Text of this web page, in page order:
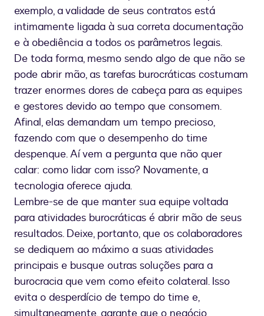
exemplo, a validade de seus contratos está
intimamente ligada à sua correta documentação
e à obediência a todos os parâmetros legais.
De toda forma, mesmo sendo algo de que não se
pode abrir mão, as tarefas burocráticas costumam
trazer enormes dores de cabeça para as equipes
e gestores devido ao tempo que consomem.
Afinal, elas demandam um tempo precioso,
fazendo com que o desempenho do time
despenque. Aí vem a pergunta que não quer
calar: como lidar com isso? Novamente, a
tecnologia oferece ajuda.
Lembre-se de que manter sua equipe voltada
para atividades burocráticas é abrir mão de seus
resultados. Deixe, portanto, que os colaboradores
se dediquem ao máximo a suas atividades
principais e busque outras soluções para a
burocracia que vem como efeito colateral. Isso
evita o desperdício de tempo do time e,